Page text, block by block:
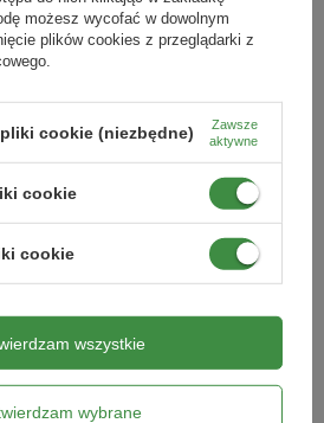
14,29 zł
możesz wycofać w dowolnym
plików cookies z przeglądarki z
cookie (niezbędne)
Zawsze
aktywne
cookie
cookie
wybrane
wszystkie